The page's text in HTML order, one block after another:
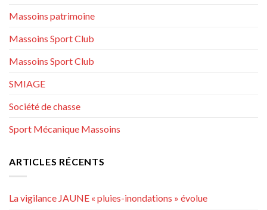
Massoins patrimoine
Massoins Sport Club
Massoins Sport Club
SMIAGE
Société de chasse
Sport Mécanique Massoins
ARTICLES RÉCENTS
La vigilance JAUNE « pluies-inondations » évolue